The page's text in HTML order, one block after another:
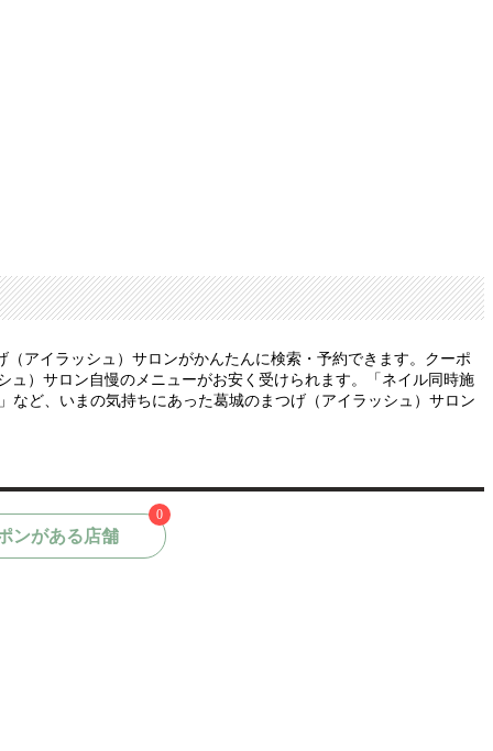
アイラッシュ）サロンがかんたんに検索・予約できます。クーポ
）サロン自慢のメニューがお安く受けられます。「ネイル同時施
ど、いまの気持ちにあった葛城のまつげ（アイラッシュ）サロン
ンがある店舗
0